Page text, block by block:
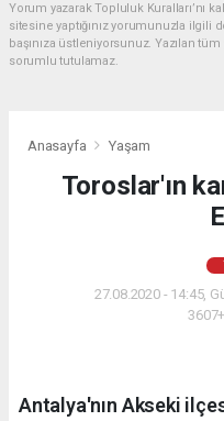
Yorum yazarak Topluluk Kuralları’nı
sitesine yaptığınız yorumunuzla ilgili
başınıza üstleniyorsunuz. Yazılan
sorumlu tutulamaz.
Anasayfa Yaşam
Toroslar'ın
27.08.2020 - 14:45,
Antalya'nın Akseki